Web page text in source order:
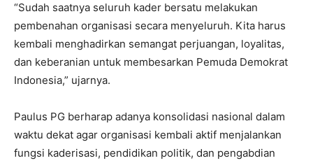
“Sudah saatnya seluruh kader bersatu melakukan
pembenahan organisasi secara menyeluruh. Kita harus
kembali menghadirkan semangat perjuangan, loyalitas,
dan keberanian untuk membesarkan Pemuda Demokrat
Indonesia,” ujarnya.
Paulus PG berharap adanya konsolidasi nasional dalam
waktu dekat agar organisasi kembali aktif menjalankan
fungsi kaderisasi, pendidikan politik, dan pengabdian